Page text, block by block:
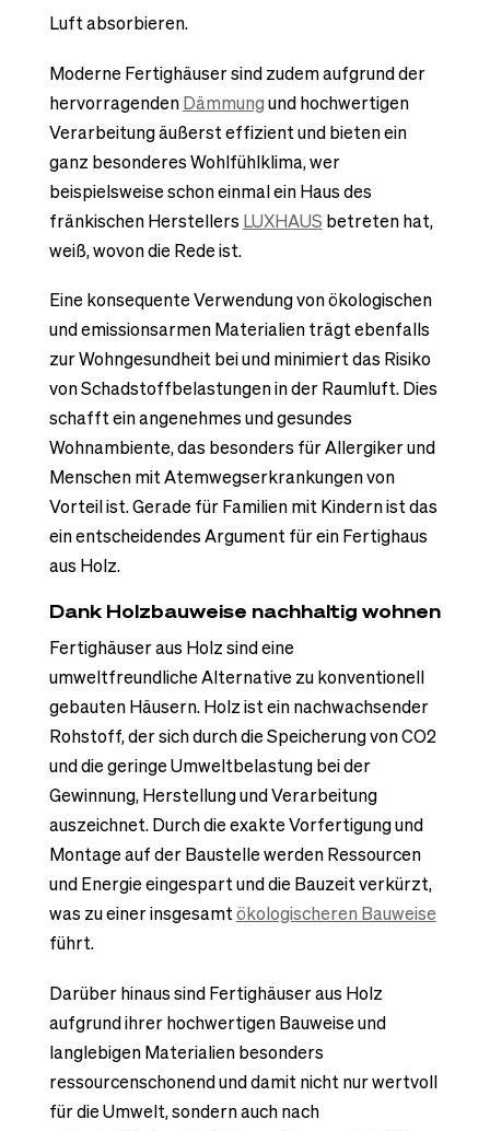
Luft absorbieren.
Moderne Fertighäuser sind zudem aufgrund der
hervorragendenDämmungund hochwertigen
Verarbeitung äußerst effizient und bieten ein
ganz besonderes Wohlfühlklima, wer
beispielsweise schon einmal ein Haus des
fränkischen Herstellers LUXHAUS betreten hat,
weiß, wovon die Rede ist.
Eine konsequente Verwendung von ökologischen
und emissionsarmen Materialien trägt ebenfalls
zur Wohngesundheit bei und minimiert das Risiko
von Schadstoffbelastungen in der Raumluft. Dies
schafft ein angenehmes und gesundes
Wohnambiente, das besonders für Allergiker und
Menschen mit Atemwegserkrankungen von
Vorteil ist. Gerade für Familien mit Kindern ist das
ein entscheidendes Argument für ein Fertighaus
aus Holz.
Dank Holzbauweise nachhaltig wohnen
Fertighäuser aus Holz sind eine
umweltfreundliche Alternative zu konventionell
gebauten Häusern. Holz ist ein nachwachsender
Rohstoff, der sich durch die Speicherung von CO2
und die geringe Umweltbelastung bei der
Gewinnung, Herstellung und Verarbeitung
auszeichnet. Durch die exakte Vorfertigung und
Montage auf der Baustelle werden Ressourcen
und Energie eingespart und die Bauzeit verkürzt,
was zu einer insgesamtökologischeren Bauweise
führt.
Darüber hinaus sind Fertighäuser aus Holz
aufgrund ihrer hochwertigen Bauweise und
langlebigen Materialien besonders
ressourcenschonend und damit nicht nur wertvoll
für die Umwelt, sondern auch nach